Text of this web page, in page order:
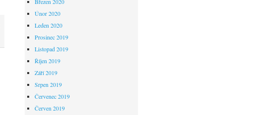
Únor 2020
Leden 2020
Prosinec 2019
Listopad 2019
Říjen 2019
Září 2019
Srpen 2019
Červenec 2019
Červen 2019